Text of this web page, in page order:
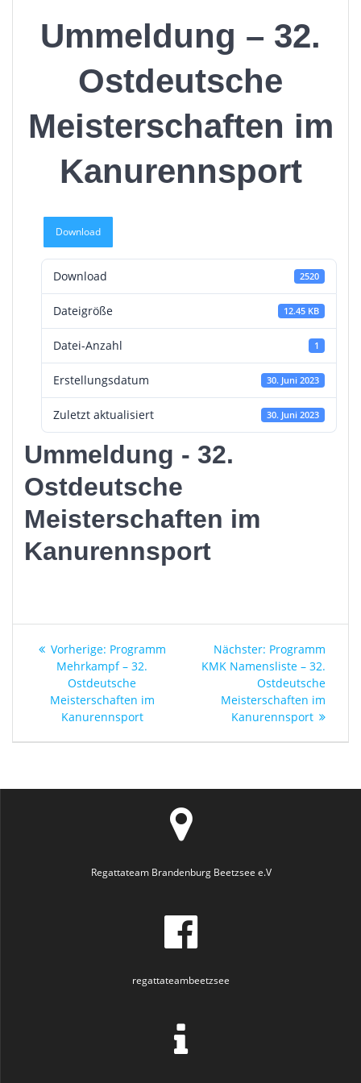
Ummeldung – 32.
Ostdeutsche
Meisterschaften im
Kanurennsport
Download
Download 2520
Dateigröße 12.45 KB
Datei-Anzahl 1
Erstellungsdatum 30. Juni 2023
Zuletzt aktualisiert 30. Juni 2023
Ummeldung - 32.
Ostdeutsche
Meisterschaften im
Kanurennsport
Beitragsnavigation
Vorherige: Vorheriger
Beitrag:
Programm
Mehrkampf – 32.
Ostdeutsche
Meisterschaften im
Kanurennsport
Nächster: Nächster
Beitrag:
Programm
KMK Namensliste – 32.
Ostdeutsche
Meisterschaften im
Kanurennsport
Regattateam Brandenburg Beetzsee e.V
regattateambeetzsee